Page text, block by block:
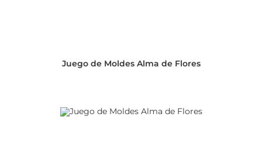
Juego de Moldes Alma de Flores